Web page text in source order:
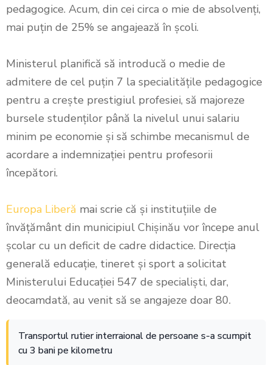
pedagogice. Acum, din cei circa o mie de absolvenți,
mai puțin de 25% se angajează în școli.
Ministerul planifică să introducă o medie de
admitere de cel puțin 7 la specialitățile pedagogice
pentru a crește prestigiul profesiei, să majoreze
bursele studenților până la nivelul unui salariu
minim pe economie și să schimbe mecanismul de
acordare a indemnizației pentru profesorii
începători.
Europa Liberă mai scrie că și instituțiile de
învățământ din municipiul Chișinău vor începe anul
școlar cu un deficit de cadre didactice. Direcția
generală educație, tineret și sport a solicitat
Ministerului Educației 547 de specialiști, dar,
deocamdată, au venit să se angajeze doar 80.
Transportul rutier interraional de persoane s-a scumpit
cu 3 bani pe kilometru